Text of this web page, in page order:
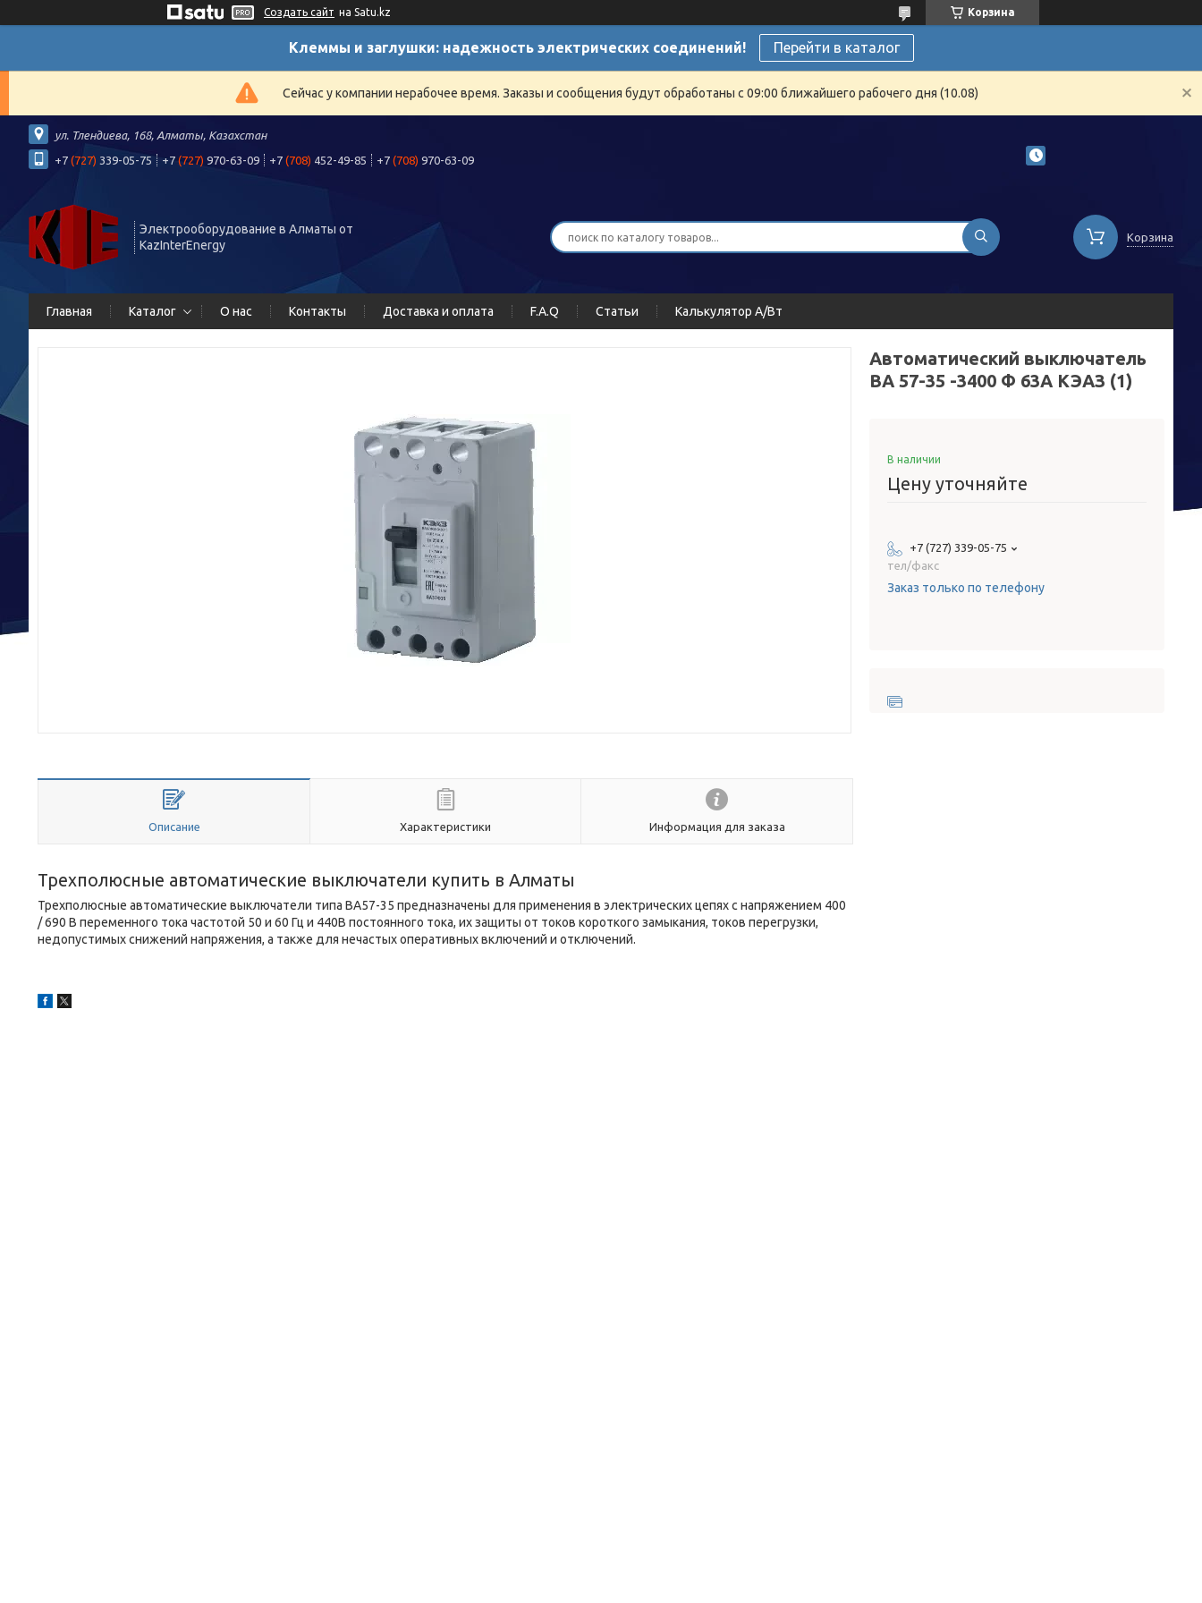
Создать сайт на Satu.kz Корзина
Клеммы и заглушки: надежность электрических соединений! Перейти в каталог
Сейчас у компании нерабочее время. Заказы и сообщения будут обработаны с 09:00 ближайшего рабочего дня (10.08)
ул. Тлендиева, 168, Алматы, Казахстан
+7 (727) 339-05-75 +7 (727) 970-63-09 +7 (708) 452-49-85 +7 (708) 970-63-09
Электрооборудование в Алматы от
KazInterEnergy
Корзина
Главная Каталог О нас Контакты Доставка и оплата F.A.Q Статьи Калькулятор А/Вт
Описание Характеристики Информация для заказа
Трехполюсные автоматические выключатели купить в Алматы
Трехполюсные автоматические выключатели типа ВА57-35 предназначены для применения в электрических цепях с напряжением 400
/ 690 В переменного тока частотой 50 и 60 Гц и 440В постоянного тока, их защиты от токов короткого замыкания, токов перегрузки,
недопустимых снижений напряжения, а также для нечастых оперативных включений и отключений.
Автоматический выключатель
ВА 57-35 -3400 Ф 63А КЭАЗ (1)
В наличии
Цену уточняйте
+7 (727) 339-05-75
тел/факс
Заказ только по телефону